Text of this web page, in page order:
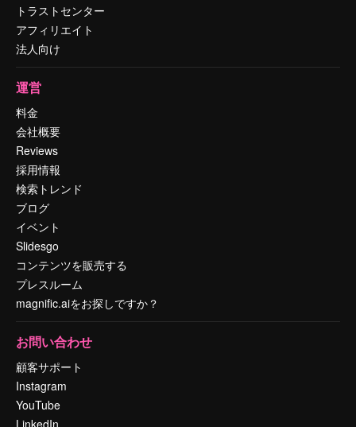
トラストセンター
アフィリエイト
法人向け
運営
料金
会社概要
Reviews
採用情報
検索トレンド
ブログ
イベント
Slidesgo
コンテンツを販売する
プレスルーム
magnific.aiをお探しですか？
お問い合わせ
顧客サポート
Instagram
YouTube
LinkedIn